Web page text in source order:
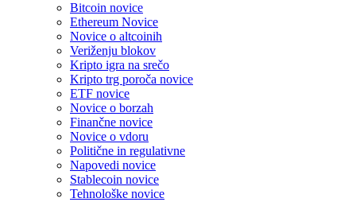
Bitcoin novice
Ethereum Novice
Novice o altcoinih
Veriženju blokov
Kripto igra na srečo
Kripto trg poroča novice
ETF novice
Novice o borzah
Finančne novice
Novice o vdoru
Politične in regulativne
Napovedi novice
Stablecoin novice
Tehnološke novice